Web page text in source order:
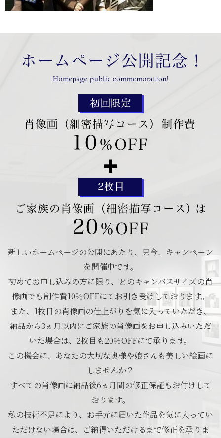
新しいホームページの公開にあたり、只今、キャンペーン
を開催中です。
初めてお申し込みの方に限り、どのキャンバスサイズの肖
像画でも制作費10％OFFにてお引き受けしております。
また、1枚目の肖像画の仕上がりを気に入っていただき、
納品から3ヵ月以内にご家族の肖像画をお申し込みいただ
いた場合は、2枚目も20％OFFにて承ります。
この機会に、あなたの大切な奥様や娘さんも美しい絵画に
しませんか？
すべての肖像画に納品後6ヵ月間の修正保証もお付けして
おります。
私の技術不足により、お手元に届いた作品を気に入ってい
ただけない場合は、ご納得いただけるまで修正を承りま